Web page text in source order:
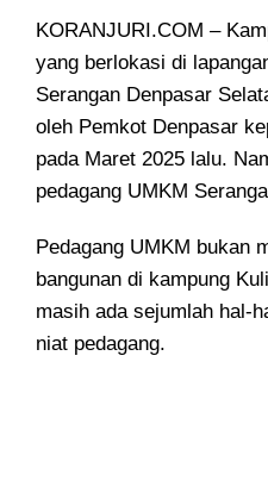
KORANJURI.COM –
yang berlokasi di
Serangan Denpasar
oleh Pemkot Denpasar
pada Maret 2025 lalu.
pedagang UMKM
Pedagang UMKM bukan
bangunan di kampung
masih ada sejumlah hal-
niat pedagang.